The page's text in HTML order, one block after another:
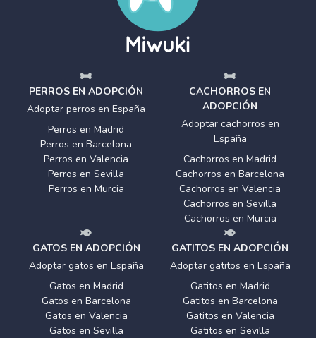
PERROS EN ADOPCIÓN
Adoptar perros en España
Perros en Madrid
Perros en Barcelona
Perros en Valencia
Perros en Sevilla
Perros en Murcia
CACHORROS EN
ADOPCIÓN
Adoptar cachorros en
España
Cachorros en Madrid
Cachorros en Barcelona
Cachorros en Valencia
Cachorros en Sevilla
Cachorros en Murcia
GATOS EN ADOPCIÓN
Adoptar gatos en España
Gatos en Madrid
Gatos en Barcelona
Gatos en Valencia
Gatos en Sevilla
GATITOS EN ADOPCIÓN
Adoptar gatitos en España
Gatitos en Madrid
Gatitos en Barcelona
Gatitos en Valencia
Gatitos en Sevilla